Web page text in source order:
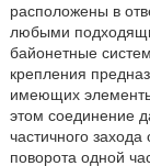
расположены в
любыми
байонетные
крепления
имеющих
этом соединение
частичного
поворота одной